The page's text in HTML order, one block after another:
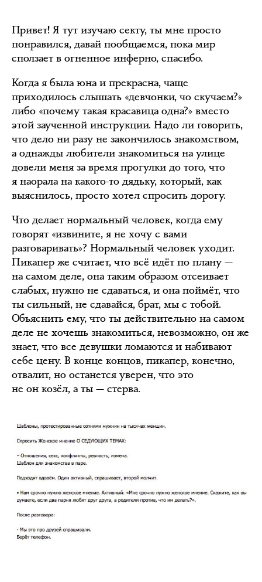
Привет! Я тут изучаю секту, ты мне просто
понравился, давай пообщаемся, пока мир
сползает в огненное инферно, спасибо.
Когда я была юна и прекрасна, чаще
приходилось слышать «девчонки, чо скучаем?»
либо «почему такая красавица одна?» вместо
этой заученной инструкции. Надо ли говорить,
что дело ни разу не закончилось знакомством,
а однажды любители знакомиться на улице
довели меня за время прогулки до того, что
я наорала на какого-то дядьку, который, как
выяснилось, просто хотел спросить дорогу.
Что делает нормальный человек, когда ему
говорят «извините, я не хочу с вами
разговаривать»? Нормальный человек уходит.
Пикапер же считает, что всё идёт по плану —
на самом деле, она таким образом отсеивает
слабых, нужно не сдаваться, и она поймёт, что
ты сильный, не сдавайся, брат, мы с тобой.
Объяснить ему, что ты действительно на самом
деле не хочешь знакомиться, невозможно, он же
знает, что все девушки ломаются и набивают
себе цену. В конце концов, пикапер, конечно,
отвалит, но останется уверен, что это
не он козёл, а ты — стерва.